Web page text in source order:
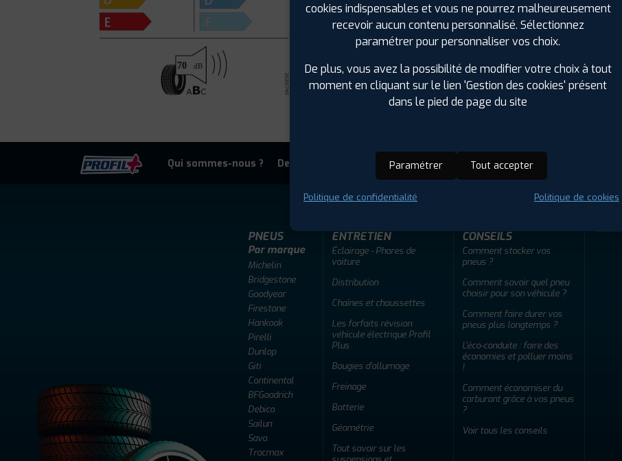
Qui sommes-nous ? Devenir adherent Offres d'emploi FAQ
PNEUS
Par marque
Michelin
Bridgestone
Goodyear
Firestone
Hankook
Pirelli
Dunlop
Giti
Continental
BFGoodrich
Debica
Sailun
Sava
Tracmax
ENTRETIEN
Éclairage - Phares de
voiture
Distribution
Chaînes et chaussettes
Les forfaits révision
véhicule électrique Profil
Plus
Bougies d'allumage
Freinage
Batterie
Géométrie
Tout savoir sur les
CONSEILS
Comment stocker vos
pneus ?
Comment savoir quel pneu
choisir pour son véhicule ?
Comment faire durer vos
pneus plus longtemps ?
L'éco-conduite : faire des
économies et polluer moins
!
Comment économiser du
carburant grâce à vos pneus
?
Voir tous les conseils
cookies indispensables et vous ne pourrez malheureusement
recevoir aucun contenu personnalisé. Sélectionnez
paramétrer pour personnaliser vos choix.
De plus, vous avez la possibilité de modifier votre choix à tout
moment en cliquant sur le lien 'Gestion des cookies' présent
dans le pied de page du site
Paramétrer Tout accepter
Politique de confidentialité Politique de cookies